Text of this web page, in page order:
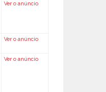
Ver o anúncio
Ver o anúncio
Ver o anúncio